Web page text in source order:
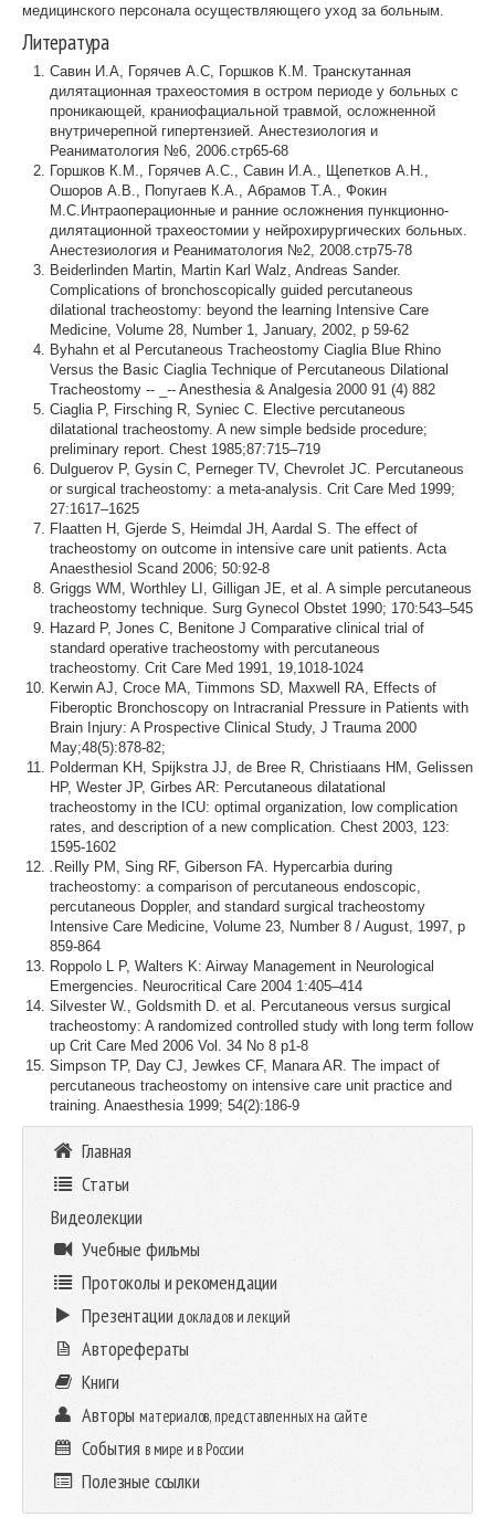
медицинского персонала осуществляющего уход за больным.
Литература
Савин И.А, Горячев А.С, Горшков К.М. Транскутанная
дилятационная трахеостомия в остром периоде у больных с
проникающей, краниофациальной травмой, осложненной
внутричерепной гипертензией. Анестезиология и
Реаниматология №6, 2006.стр65-68
Горшков К.М., Горячев А.С., Савин И.А., Щепетков А.Н.,
Ошоров А.В., Попугаев К.А., Абрамов Т.А., Фокин
М.С.Интраоперационные и ранние осложнения пункционно-
дилятационной трахеостомии у нейрохирургических больных.
Анестезиология и Реаниматология №2, 2008.стр75-78
Beiderlinden Martin, Martin Karl Walz, Andreas Sander.
Complications of bronchoscopically guided percutaneous
dilational tracheostomy: beyond the learning Intensive Care
Medicine, Volume 28, Number 1, January, 2002, p 59-62
Byhahn et al Percutaneous Tracheostomy Ciaglia Blue Rhino
Versus the Basic Ciaglia Technique of Percutaneous Dilational
Tracheostomy -- _-- Anesthesia & Analgesia 2000 91 (4) 882
Ciaglia P, Firsching R, Syniec C. Elective percutaneous
dilatational tracheostomy. A new simple bedside procedure;
preliminary report. Chest 1985;87:715–719
Dulguerov P, Gysin C, Perneger TV, Chevrolet JC. Percutaneous
or surgical tracheostomy: a meta-analysis. Crit Care Med 1999;
27:1617–1625
Flaatten H, Gjerde S, Heimdal JH, Aardal S. The effect of
tracheostomy on outcome in intensive care unit patients. Acta
Anaesthesiol Scand 2006; 50:92-8
Griggs WM, Worthley LI, Gilligan JE, et al. A simple percutaneous
tracheostomy technique. Surg Gynecol Obstet 1990; 170:543–545
Hazard P, Jones C, Benitone J Comparative clinical trial of
standard operative tracheostomy with percutaneous
tracheostomy. Crit Care Med 1991, 19,1018-1024
Kerwin AJ, Croce MA, Timmons SD, Maxwell RA, Effects of
Fiberoptic Bronchoscopy on Intracranial Pressure in Patients with
Brain Injury: A Prospective Clinical Study, J Trauma 2000
May;48(5):878-82;
Polderman KH, Spijkstra JJ, de Bree R, Christiaans HM, Gelissen
HP, Wester JP, Girbes AR: Percutaneous dilatational
tracheostomy in the ICU: optimal organization, low complication
rates, and description of a new complication. Chest 2003, 123:
1595-1602
Reilly PM, Sing RF, Giberson FA. Hypercarbia during
tracheostomy: a comparison of percutaneous endoscopic,
percutaneous Doppler, and standard surgical tracheostomy
Intensive Care Medicine, Volume 23, Number 8 / August, 1997, p
859-864
Roppolo L P, Walters K: Airway Management in Neurological
Emergencies. Neurocritical Care 2004 1:405–414
Silvester W., Goldsmith D. et al. Percutaneous versus surgical
tracheostomy: A randomized controlled study with long term follow
up Crit Care Med 2006 Vol. 34 No 8 p1-8
Simpson TP, Day CJ, Jewkes CF, Manara AR. The impact of
percutaneous tracheostomy on intensive care unit practice and
training. Anaesthesia 1999; 54(2):186-9
Главная
Статьи
Видеолекции
Учебные фильмы
Протоколы и рекомендации
Презентации докладов и лекций
Авторефераты
Книги
Авторыматериалов, представленных на сайте
События в мире и в России
Полезные ссылки